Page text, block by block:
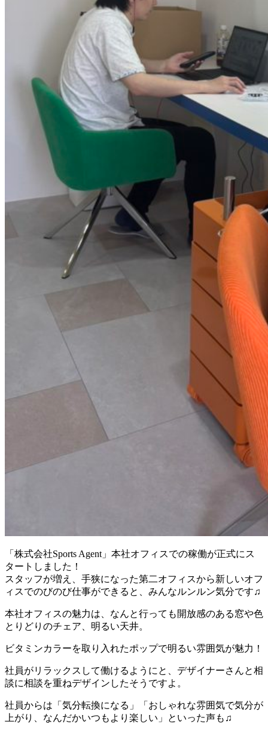
SportsAgent
「株式会社Sports Agent」本社オフィスでの稼働が正式にス
タートしました！
スタッフが増え、手狭になった第二オフィスから新しいオフ
ィスでのびのび仕事ができると、みんなルンルン気分です♫
本社オフィスの魅力は、なんと行っても開放感のある窓や色
とりどりのチェア、明るい天井。
ビタミンカラーを取り入れたポップで明るい雰囲気が魅力！
社員がリラックスして働けるようにと、デザイナーさんと相
談に相談を重ねデザインしたそうですよ。
社員からは「気分転換になる」「おしゃれな雰囲気で気分が
上がり、なんだかいつもより楽しい」といった声も♫